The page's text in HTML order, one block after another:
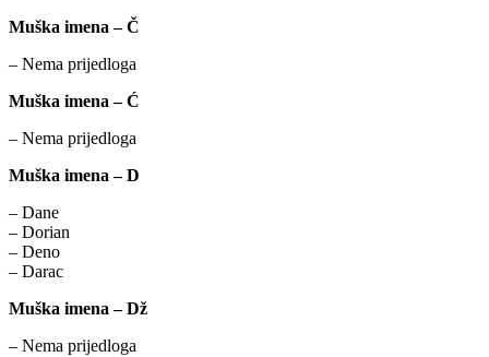
Muška imena – Č
– Nema prijedloga
Muška imena – Ć
– Nema prijedloga
Muška imena – D
– Dane
– Dorian
– Deno
– Darac
Muška imena – Dž
– Nema prijedloga